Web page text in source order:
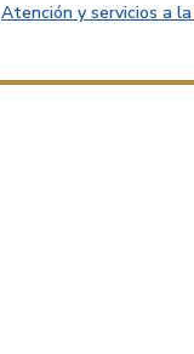
Atención y servicios a